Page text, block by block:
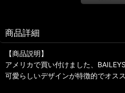
商品詳細
【商品説明】
アメリカで買い付けました、
可愛らしいデザインが特徴的でオスス